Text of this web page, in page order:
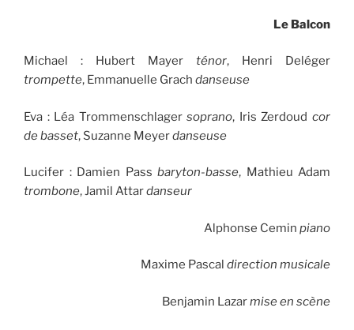
Le Balcon
Michael : Hubert Mayer ténor, Henri Deléger
trompette, Emmanuelle Grach danseuse
Eva : Léa Trommenschlagersoprano, Iris Zerdoudcor
de basset, Suzanne Meyerdanseuse
Lucifer : Damien Pass baryton-basse, Mathieu Adam
trombone, Jamil Attardanseur
Alphonse Cemin piano
Maxime Pascal direction musicale
Benjamin Lazarmise en scène